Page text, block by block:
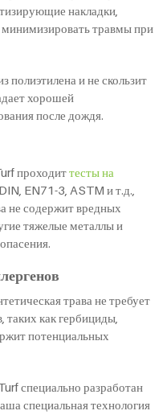
накладки,
минимизировать травмы при
полиэтилена и не скользит
хорошей
после дождя.
проходиттесты на
EN71-3, ASTM и т.д.,
не содержит вредных
тяжелые металлы и
трава не требует
таких как гербициды,
потенциальных
специально разработан
специальная технология